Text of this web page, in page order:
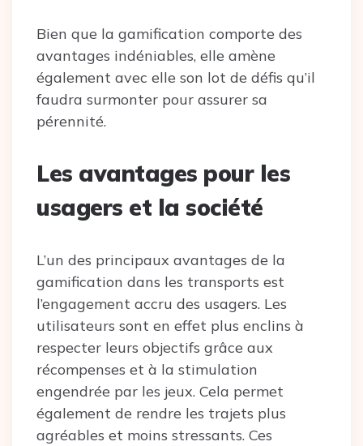
Bien que la gamification comporte des
avantages indéniables, elle amène
également avec elle son lot de défis qu’il
faudra surmonter pour assurer sa
pérennité.
Les avantages pour les
usagers et la société
L’un des principaux avantages de la
gamification dans les transports est
l’engagement accru des usagers. Les
utilisateurs sont en effet plus enclins à
respecter leurs objectifs grâce aux
récompenses et à la stimulation
engendrée par les jeux. Cela permet
également de rendre les trajets plus
agréables et moins stressants. Ces